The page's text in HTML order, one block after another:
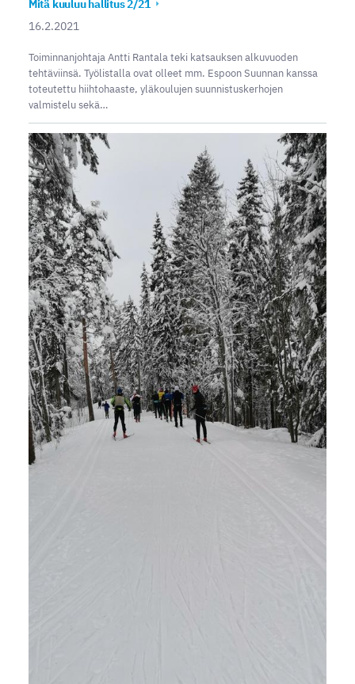
Mitä kuuluu hallitus 2/21
16.2.2021
Toiminnanjohtaja Antti Rantala teki katsauksen alkuvuoden
tehtäviinsä. Työlistalla ovat olleet mm. Espoon Suunnan kanssa
toteutettu hiihtohaaste, yläkoulujen suunnistuskerhojen
valmistelu sekä…